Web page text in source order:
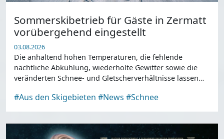
Sommerskibetrieb für Gäste in Zermatt
vorübergehend eingestellt
03.08.2026
Die anhaltend hohen Temperaturen, die fehlende
nächtliche Abkühlung, wiederholte Gewitter sowie die
veränderten Schnee- und Gletscherverhältnisse lassen
für Gäste derzeit nicht mehr zu.
#Aus den Skigebieten #News #Schnee